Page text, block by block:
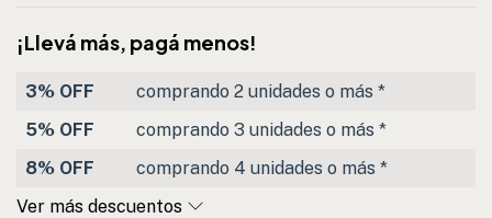
¡Llevá más, pagá menos!
3% OFF
comprando 2 unidades o más *
5% OFF
comprando 3 unidades o más *
8% OFF
comprando 4 unidades o más *
Ver más descuentos